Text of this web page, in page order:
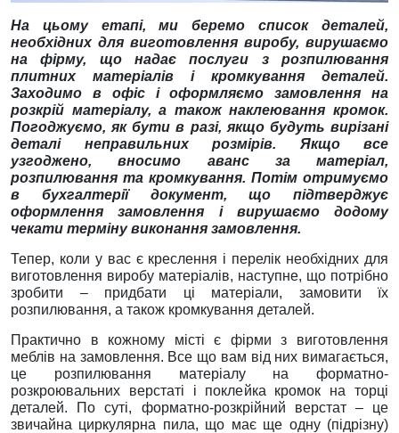
На цьому етапі, ми беремо список деталей,
необхідних для виготовлення виробу, вирушаємо
на фірму, що надає послуги з розпилювання
плитних матеріалів і кромкування деталей.
Заходимо в офіс і оформляємо замовлення на
розкрій матеріалу, а також наклеювання кромок.
Погоджуємо, як бути в разі, якщо будуть вирізані
деталі неправильних розмірів. Якщо все
узгоджено, вносимо аванс за матеріал,
розпилювання та кромкування. Потім отримуємо
в бухгалтерії документ, що підтверджує
оформлення замовлення і вирушаємо додому
чекати терміну виконання замовлення.
Тепер, коли у вас є креслення і перелік необхідних для
виготовлення виробу матеріалів, наступне, що потрібно
зробити – придбати ці матеріали, замовити їх
розпилювання, а також кромкування деталей.
Практично в кожному місті є фірми з виготовлення
меблів на замовлення. Все що вам від них вимагається,
це розпилювання матеріалу на форматно-
розкроювальних верстаті і поклейка кромок на торці
деталей. По суті, форматно-розкрійний верстат – це
звичайна циркулярна пила, що має ще одну (підрізну)